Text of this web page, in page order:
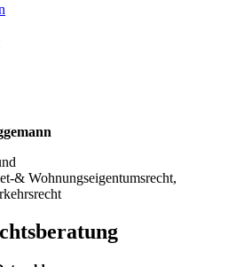
& Wohnungseigentumsrecht,